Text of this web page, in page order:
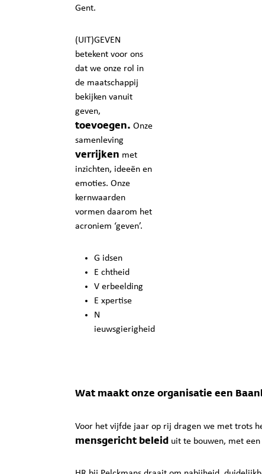
Gent.
(UIT)GEVEN
betekent voor ons
dat we onze rol in
de maatschappij
bekijken vanuit
geven,
toevoegen. Onze
samenleving
verrijken met
inzichten, ideeën en
emoties. Onze
kernwaarden
vormen daarom het
acroniem ‘geven’.
G idsen
E chtheid
V erbeelding
E xpertise
N
ieuwsgierigheid
Wat maakt onze organisatie een
Voor het vijfde jaar op rij dragen we met trots
mensgericht beleid uit te bouwen, met een